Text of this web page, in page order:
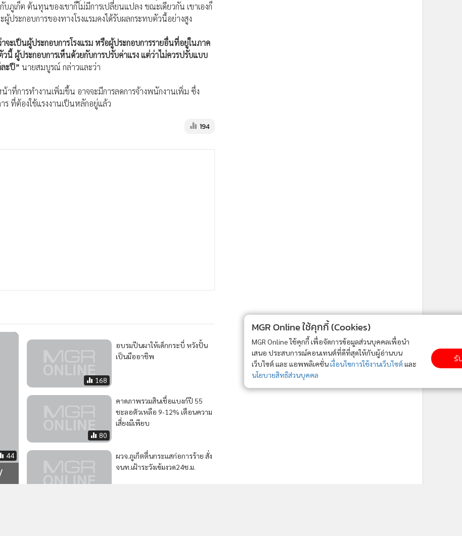
ภูเก็ต ต้นทุนของเขาก็ไม่มีการเปลี่ยนแปลง ขณะเดียวกัน เขาเองก็
ผู้ประกอบการของทางโรงแรมคงได้รับผลกระทบตัวนี้อย่างสูง
จะเป็นผู้ประกอบการโรงแรม หรือผู้ประกอบการรายอื่นที่อยู่ในภาค
นี้ ผู้ประกอบการเห็นด้วยกับการปรับค่าแรง แต่ว่าไม่ควรปรับแบบ
ละปี” นายสมบูรณ์ กล่าวและว่า
ที่การทำงานเพิ่มขึ้น อาจจะมีการลดการจ้างพนักงานเพิ่ม ซึ่ง
าร ที่ต้องใช้แรงงานเป็นหลักอยู่แล้ว
194
44
168
อบรมปีนผาให้เด็กกระบี่ หวังปั้น
เป็นมืออาชีพ
80
คาดภาพรวมสินเชื่อแบงก์ปี 55
ชะลอตัวเหลือ 9-12% เตือนความ
เสี่ยงมีเพียบ
ผวจ.ภูเก็ตตื่นกระแสก่อการร้าย สั่ง
จนท.เฝ้าระวังเข้มงวด24ช.ม.
MGR Online ใช้คุกกี้ (Cookies)
MGR Online ใช้คุกกี้ เพื่อจัดการข้อมูลส่วนบุคคลเพื่อนำ
เสนอ ประสบการณ์คอนเทนต์ที่ดีที่สุดให้กับผู้อ่านบน
เว็บไซต์ และ แอพพลิเคชั่นเงื่อนไขการใช้งานเว็บไซต์และ
นโยบายสิทธิส่วนบุคคล
รับทราบ